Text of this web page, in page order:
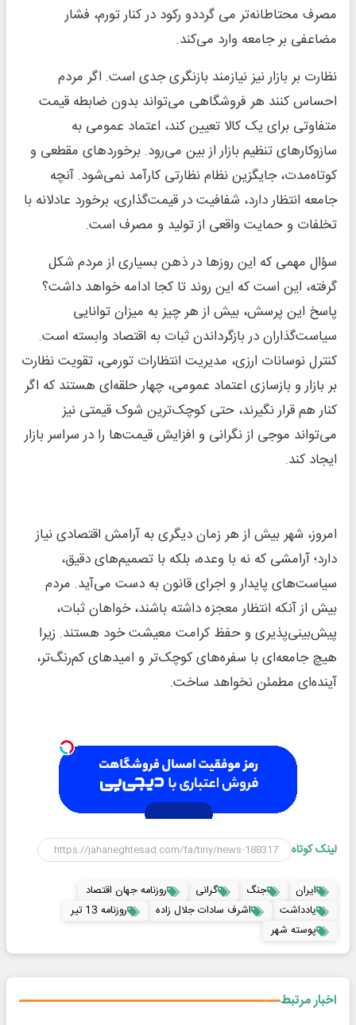
مصرف محتاطانه‌تر می‌ گرددو رکود در کنار تورم، فشار
مضاعفی بر جامعه وارد می‌کند.
نظارت بر بازار نیز نیازمند بازنگری جدی است. اگر مردم
احساس کنند هر فروشگاهی می‌تواند بدون ضابطه قیمت
متفاوتی برای یک کالا تعیین کند، اعتماد عمومی به
سازوکارهای تنظیم بازار از بین می‌رود. برخوردهای مقطعی و
کوتاه‌مدت، جایگزین نظام نظارتی کارآمد نمی‌شود. آنچه
جامعه انتظار دارد، شفافیت در قیمت‌گذاری، برخورد عادلانه با
تخلفات و حمایت واقعی از تولید و مصرف است.
سؤال مهمی که این روزها در ذهن بسیاری از مردم شکل
گرفته، این است که این روند تا کجا ادامه خواهد داشت؟
پاسخ این پرسش، بیش از هر چیز به میزان توانایی
سیاست‌گذاران در بازگرداندن ثبات به اقتصاد وابسته است.
کنترل نوسانات ارزی، مدیریت انتظارات تورمی، تقویت نظارت
بر بازار و بازسازی اعتماد عمومی، چهار حلقه‌ای هستند که اگر
کنار هم قرار نگیرند، حتی کوچک‌ترین شوک قیمتی نیز
می‌تواند موجی از نگرانی و افزایش قیمت‌ها را در سراسر بازار
ایجاد کند.
امروز، شهر بیش از هر زمان دیگری به آرامش اقتصادی نیاز
دارد؛ آرامشی که نه با وعده، بلکه با تصمیم‌های دقیق،
سیاست‌های پایدار و اجرای قانون به دست می‌آید. مردم
بیش از آنکه انتظار معجزه داشته باشند، خواهان ثبات،
پیش‌بینی‌پذیری و حفظ کرامت معیشت خود هستند. زیرا
هیچ جامعه‌ای با سفره‌های کوچک‌تر و امیدهای کم‌رنگ‌تر،
آینده‌ای مطمئن نخواهد ساخت.
لینک کوتاه
ایران جنگ گرانی
روزنامه جهان اقتصاد
یادداشت
اشرف سادات جلال زاده
روزنامه 13 تیر
پوسته شهر
اخبار مرتبط